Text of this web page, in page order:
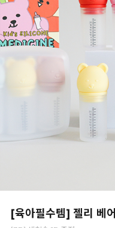
[육아필수템] 젤리 베